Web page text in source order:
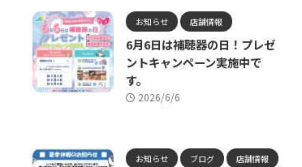
お知らせ 店舗情報
6月6日は補聴器の日！プレゼ
ントキャンペーン実施中で
す。
2026/6/6
お知らせ ブログ 店舗情報